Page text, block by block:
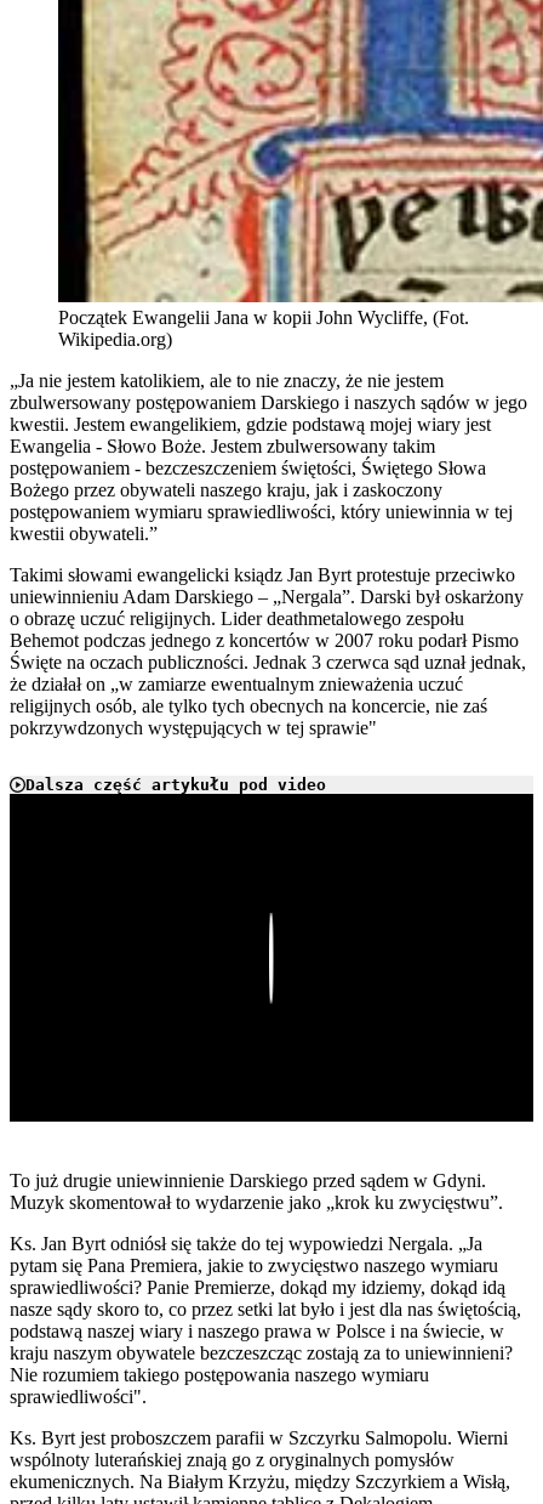
Początek Ewangelii Jana w kopii John Wycliffe, (Fot.
Wikipedia.org)
„Ja nie jestem katolikiem, ale to nie znaczy, że nie jestem
zbulwersowany postępowaniem Darskiego i naszych sądów w jego
kwestii. Jestem ewangelikiem, gdzie podstawą mojej wiary jest
Ewangelia - Słowo Boże. Jestem zbulwersowany takim
postępowaniem - bezczeszczeniem świętości, Świętego Słowa
Bożego przez obywateli naszego kraju, jak i zaskoczony
postępowaniem wymiaru sprawiedliwości, który uniewinnia w tej
kwestii obywateli.”
Takimi słowami ewangelicki ksiądz Jan Byrt protestuje przeciwko
uniewinnieniu Adam Darskiego – „Nergala”. Darski był oskarżony
o obrazę uczuć religijnych. Lider deathmetalowego zespołu
Behemot podczas jednego z koncertów w 2007 roku podarł Pismo
Święte na oczach publiczności. Jednak 3 czerwca sąd uznał jednak,
że działał on „w zamiarze ewentualnym znieważenia uczuć
religijnych osób, ale tylko tych obecnych na koncercie, nie zaś
pokrzywdzonych występujących w tej sprawie"
Dalsza część artykułu pod video
To już drugie uniewinnienie Darskiego przed sądem w Gdyni.
Muzyk skomentował to wydarzenie jako „krok ku zwycięstwu”.
Ks. Jan Byrt odniósł się także do tej wypowiedzi Nergala. „Ja
pytam się Pana Premiera, jakie to zwycięstwo naszego wymiaru
sprawiedliwości? Panie Premierze, dokąd my idziemy, dokąd idą
nasze sądy skoro to, co przez setki lat było i jest dla nas świętością,
podstawą naszej wiary i naszego prawa w Polsce i na świecie, w
kraju naszym obywatele bezczeszcząc zostają za to uniewinnieni?
Nie rozumiem takiego postępowania naszego wymiaru
sprawiedliwości".
Ks. Byrt jest proboszczem parafii w Szczyrku Salmopolu. Wierni
wspólnoty luterańskiej znają go z oryginalnych pomysłów
ekumenicznych. Na Białym Krzyżu, między Szczyrkiem a Wisłą,